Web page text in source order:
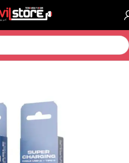
Cables y Adaptadores